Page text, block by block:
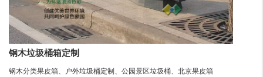
钢木垃圾桶箱定制
钢木分类果皮箱、户外垃圾桶定制、公园景区垃圾桶、北京果皮箱